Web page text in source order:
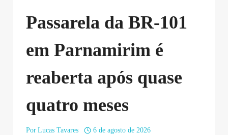
Passarela da BR-101
em Parnamirim é
reaberta após quase
quatro meses
Por Lucas Tavares
6 de agosto de 2026